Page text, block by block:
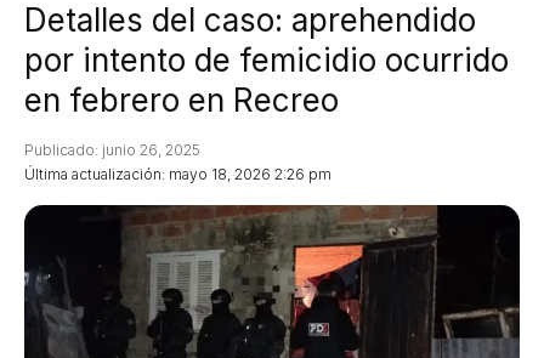
Detalles del caso: aprehendido
por intento de femicidio ocurrido
en febrero en Recreo
Última actualización: mayo 18, 2026 2:26 pm
Publicado: junio 26, 2025